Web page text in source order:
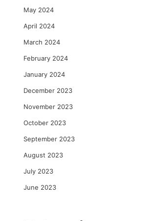
May 2024
April 2024
March 2024
February 2024
January 2024
December 2023
November 2023
October 2023
September 2023
August 2023
July 2023
June 2023